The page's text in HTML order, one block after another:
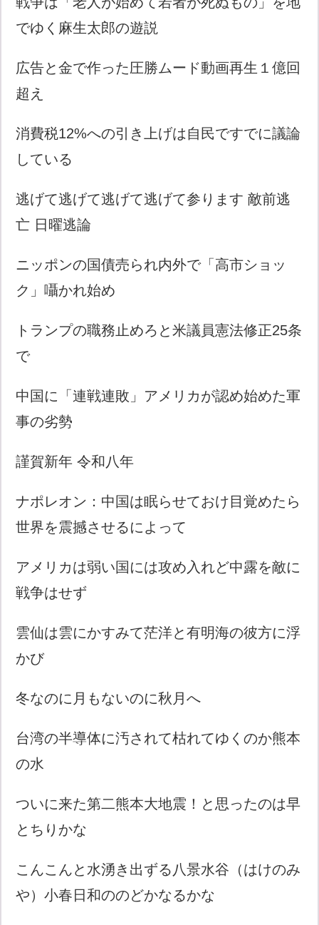
でゆく麻生太郎の遊説
広告と金で作った圧勝ムード動画再生１億回
超え
消費税12%への引き上げは自民ですでに議論
している
逃げて逃げて逃げて逃げて参ります 敵前逃
亡 日曜逃論
ニッポンの国債売られ内外で「高市ショッ
ク」囁かれ始め
トランプの職務止めろと米議員憲法修正25条
で
中国に「連戦連敗」アメリカが認め始めた軍
事の劣勢
謹賀新年 令和八年
ナポレオン：中国は眠らせておけ目覚めたら
世界を震撼させるによって
アメリカは弱い国には攻め入れど中露を敵に
戦争はせず
雲仙は雲にかすみて茫洋と有明海の彼方に浮
かび
冬なのに月もないのに秋月へ
台湾の半導体に汚されて枯れてゆくのか熊本
の水
ついに来た第二熊本大地震！と思ったのは早
とちりかな
こんこんと水湧き出ずる八景水谷（はけのみ
や）小春日和ののどかなるかな